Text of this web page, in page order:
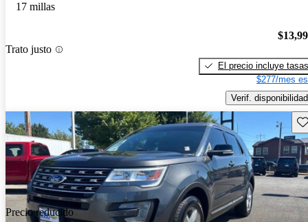
17 millas
Trato justo
El precio incluye tasas
$277/mes
Verif. disponibilidad
Precio reducido